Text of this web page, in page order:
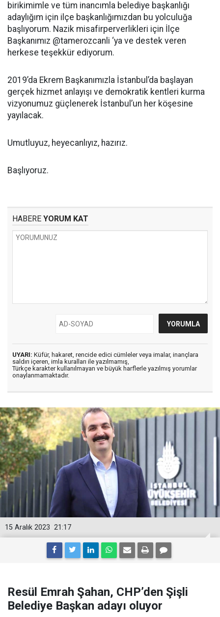
birikimimle ve tüm inancımla belediye başkanlığı
adaylığım için ilçe başkanlığımızdan bu yolculuğa
başlıyorum. Nazik misafirperverlikleri için İlçe
Başkanımız @tamerozcanli ‘ya ve destek veren
herkese teşekkür ediyorum.
2019’da Ekrem Başkanımızla İstanbul’da başlayan
gerçek hizmet anlayışı ve demokratik kentleri kurma
vizyonumuz güçlenerek İstanbul’un her köşesine
yayılacak.
Umutluyuz, heyecanlıyız, hazırız.
Başlıyoruz.
HABERE YORUM KAT
UYARI: Küfür, hakaret, rencide edici cümleler veya imalar, inançlara
saldırı içeren, imla kuralları ile yazılmamış,
Türkçe karakter kullanılmayan ve büyük harflerle yazılmış yorumlar
onaylanmamaktadır.
21:17
15 Aralık 2023
Resül Emrah Şahan, CHP’den Şişli
Belediye Başkan adayı oluyor